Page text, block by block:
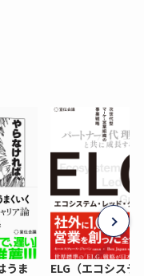
うま
ELG（エコシステ